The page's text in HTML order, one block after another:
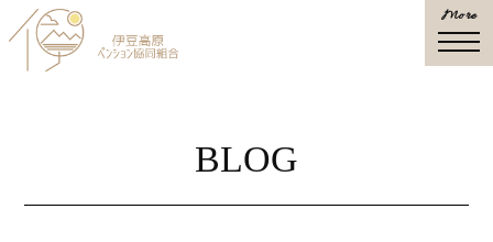
More
BLOG